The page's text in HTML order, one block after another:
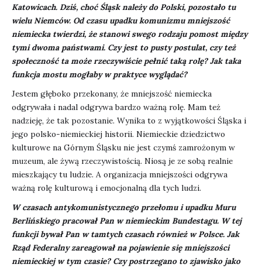
Katowicach. Dziś, choć Śląsk należy do Polski, pozostało tu
wielu Niemców. Od czasu upadku komunizmu mniejszość
niemiecka twierdzi, że stanowi swego rodzaju pomost między
tymi dwoma państwami. Czy jest to pusty postulat, czy też
społeczność ta może rzeczywiście pełnić taką rolę? Jak taka
funkcja mostu mogłaby w praktyce wyglądać?
Jestem głęboko przekonany, że mniejszość niemiecka
odgrywała i nadal odgrywa bardzo ważną rolę. Mam też
nadzieję, że tak pozostanie. Wynika to z wyjątkowości Śląska i
jego polsko-niemieckiej historii. Niemieckie dziedzictwo
kulturowe na Górnym Śląsku nie jest czymś zamrożonym w
muzeum, ale żywą rzeczywistością. Niosą je ze sobą realnie
mieszkający tu ludzie. A organizacja mniejszości odgrywa
ważną rolę kulturową i emocjonalną dla tych ludzi.
W czasach antykomunistycznego przełomu i upadku Muru
Berlińskiego pracował Pan w niemieckim Bundestagu. W tej
funkcji bywał Pan w tamtych czasach również w Polsce. Jak
Rząd Federalny zareagował na pojawienie się mniejszości
niemieckiej w tym czasie? Czy postrzegano to zjawisko jako